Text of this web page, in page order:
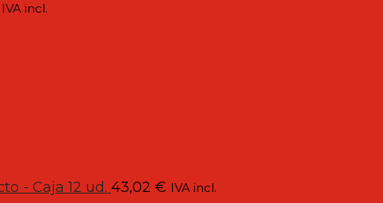
IVA incl.
- Caja 12 ud. 43,02 € IVA incl.